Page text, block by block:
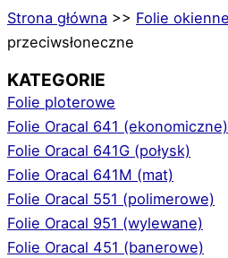
Strona główna >> Folie okienne
przeciwsłoneczne
KATEGORIE
Folie ploterowe
Folie Oracal 641 (ekonomiczne)
Folie Oracal 641G (połysk)
Folie Oracal 641M (mat)
Folie Oracal 551 (polimerowe)
Folie Oracal 951 (wylewane)
Folie Oracal 451 (banerowe)